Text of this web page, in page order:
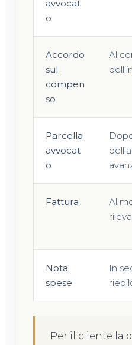
avvocat
o
Accordo
sul
compen
so
Al
Parcella
avvocat
o
Fattura
Al
Nota
spese
In
Per il cliente la